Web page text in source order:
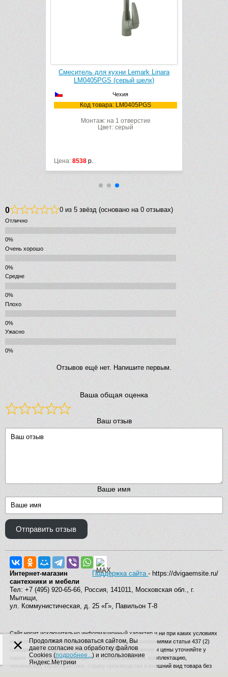
Смеситель для кухни Lemark Linara
LM0405PGS (серый шелк)
Чехия
Код товара: LM0405PGS
Монтаж: на 1 отверстие
Цвет: серый
Цена: 8538 р.
0 0 из 5 звёзд (основано на 0 отзывах)
Отлично
Очень хорошо
Средне
Плохо
Ужасно
Отзывов ещё нет. Напишите первым.
Ваша общая оценка
Ваш отзыв
Ваше имя
Отправить отзыв
Поддержка сайта- https://dvigaemsite.ru/
Интернет-магазин
сантехники и мебели
Тел: +7 (495) 920-65-66, Россия, 141011, Московская обл., г.
Мытищи,
ул. Коммунистическая, д. 25 «Г», Павильон Т-8
Сайт носит исключительно информационный характер и ни при каких условиях
не является публичной офертой, определяемой положениями статьи 437 (2)
Гражданского кодекса Российской Федерации. Наличие и цены уточняйте у
наших операторов. Производитель вправе изменять комплектацию,
технические характеристики, страну производства и внешний вид товара без
×
Продолжая пользоваться сайтом, Вы
даете согласие на обработку файлов
Cookies (подробнее...) и использование
Яндекс.Метрики